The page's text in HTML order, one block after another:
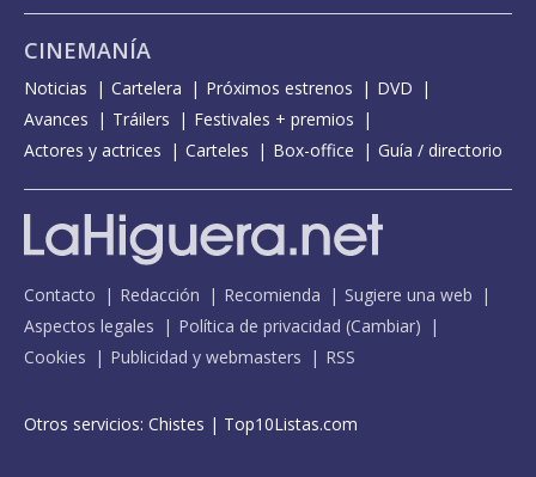
CINEMANÍA
Noticias Cartelera Próximos estrenos
DVD
Avances
Tráilers
Festivales + premios
Actores y actrices
Carteles Box-office Guía / directorio
Contacto Redacción Recomienda
Sugiere una web
Aspectos legales
Política de privacidad (Cambiar)
Cookies
Publicidad y webmasters RSS
Otros servicios: Chistes | Top10Listas.com